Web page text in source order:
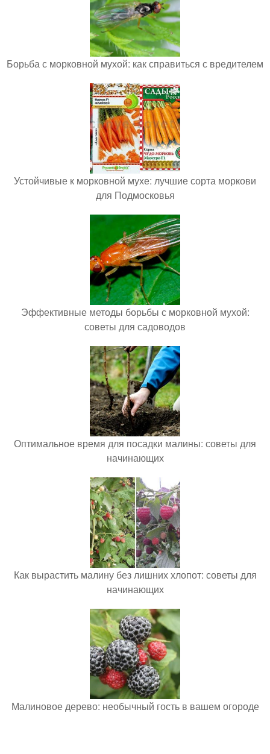
Борьба с морковной мухой: как справиться с вредителем
Устойчивые к морковной мухе: лучшие сорта моркови
для Подмосковья
Эффективные методы борьбы с морковной мухой:
советы для садоводов
Оптимальное время для посадки малины: советы для
начинающих
Как вырастить малину без лишних хлопот: советы для
начинающих
Малиновое дерево: необычный гость в вашем огороде